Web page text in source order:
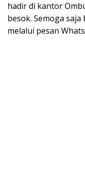
hadir di kantor
besok. Semoga
melalui pesan